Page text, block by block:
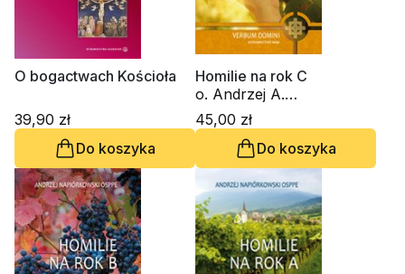
O bogactwach Kościoła
39,90 zł
Do koszyka
Homilie na rok C
o. Andrzej A.
Napiórkowski OSPPE
45,00 zł
Do koszyka